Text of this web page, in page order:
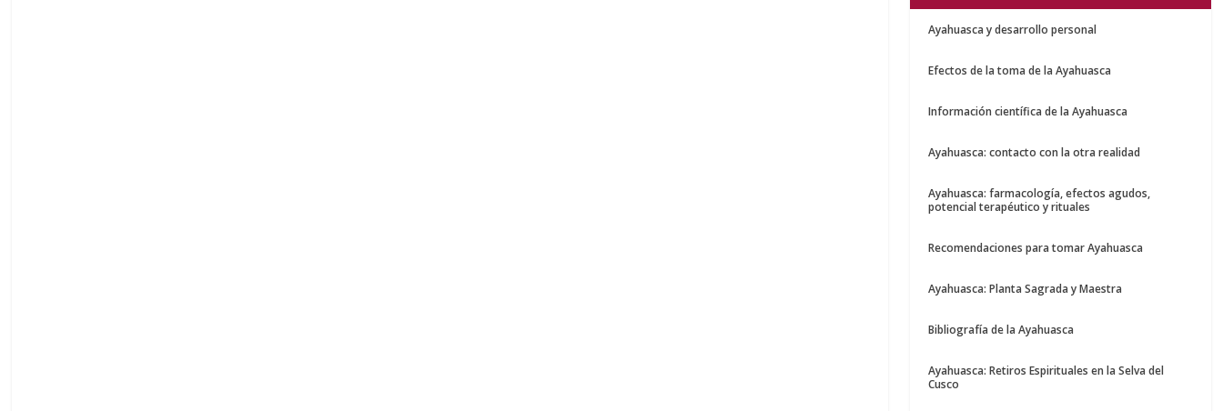
Ayahuasca y desarrollo personal
Efectos de la toma de la Ayahuasca
Información científica de la Ayahuasca
Ayahuasca: contacto con la otra realidad
Ayahuasca: farmacología, efectos agudos,
potencial terapéutico y rituales
Recomendaciones para tomar Ayahuasca
Ayahuasca: Planta Sagrada y Maestra
Bibliografía de la Ayahuasca
Ayahuasca: Retiros Espirituales en la Selva del
Cusco